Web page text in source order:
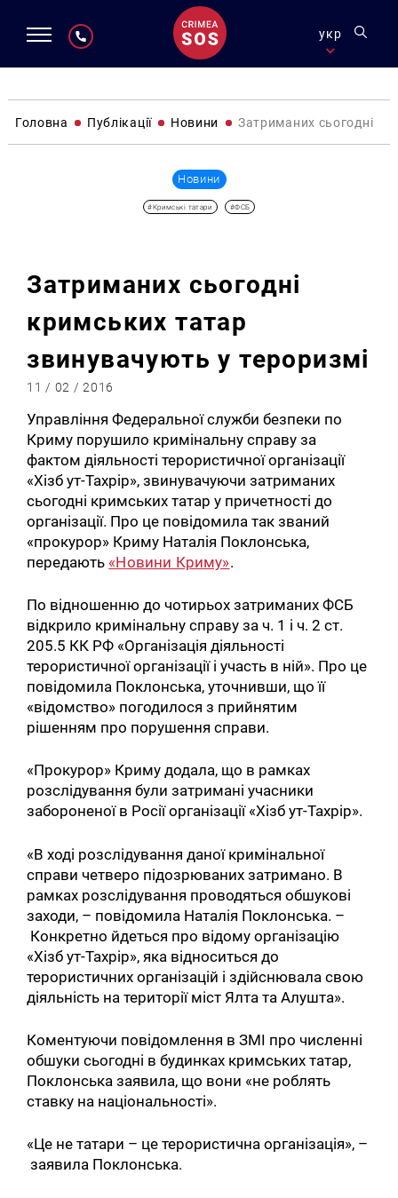
укр
Головна Публікації Новини Затриманих сьогодні
Новини
#Кримські татари #ФСБ
Затриманих сьогодні
кримських татар
звинувачують у тероризмі
11 / 02 / 2016
Управління Федеральної служби безпеки по
Криму порушило кримінальну справу за
фактом діяльності терористичної організації
«Хізб ут-Тахрір», звинувачуючи затриманих
сьогодні кримських татар у причетності до
організації. Про це повідомила так званий
«прокурор» Криму Наталія Поклонська,
передають «Новини Криму».
По відношенню до чотирьох затриманих ФСБ
відкрило кримінальну справу за ч. 1 і ч. 2 ст.
205.5 КК РФ «Організація діяльності
терористичної організації і участь в ній». Про це
повідомила Поклонська, уточнивши, що її
«відомство» погодилося з прийнятим
рішенням про порушення справи.
«Прокурор» Криму додала, що в рамках
розслідування були затримані учасники
забороненої в Росії організації «Хізб ут-Тахрір».
«В ході розслідування даної кримінальної
справи четверо підозрюваних затримано. В
рамках розслідування проводяться обшукові
заходи, – повідомила Наталія Поклонська. –
Конкретно йдеться про відому організацію
«Хізб ут-Тахрір», яка відноситься до
терористичних організацій і здійснювала свою
діяльність на території міст Ялта та Алушта».
Коментуючи повідомлення в ЗМІ про численні
обшуки сьогодні в будинках кримських татар,
Поклонська заявила, що вони «не роблять
ставку на національності».
«Це не татари – це терористична організація», –
заявила Поклонська.